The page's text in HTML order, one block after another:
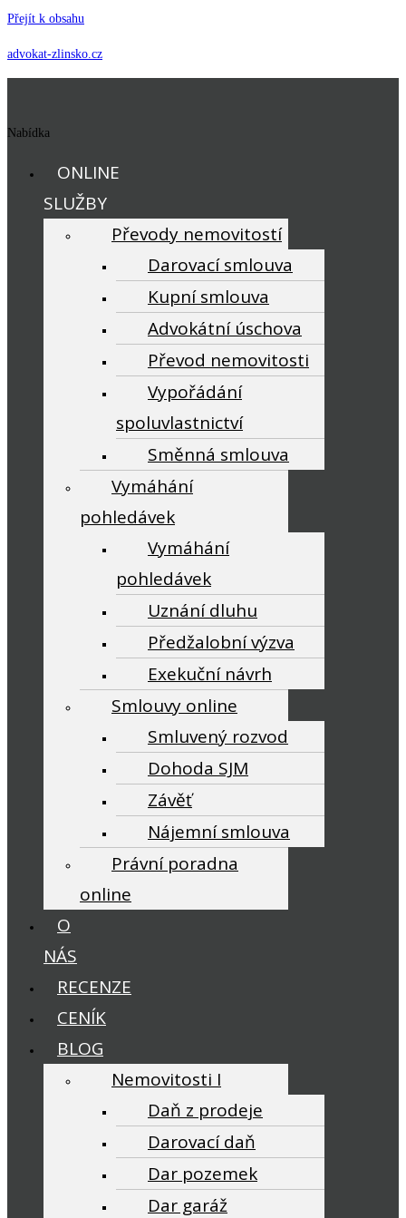
Přejít k obsahu
advokat-zlinsko.cz
Nabídka
ONLINE
SLUŽBY
Převody nemovitostí
Darovací smlouva
Kupní smlouva
Advokátní úschova
Převod nemovitosti
Vypořádání
spoluvlastnictví
Směnná smlouva
Vymáhání
pohledávek
Vymáhání
pohledávek
Uznání dluhu
Předžalobní výzva
Exekuční návrh
Smlouvy online
Smluvený rozvod
Dohoda SJM
Závěť
Nájemní smlouva
Právní poradna
online
O
NÁS
RECENZE
CENÍK
BLOG
Nemovitosti I
Daň z prodeje
Darovací daň
Dar pozemek
Dar garáž